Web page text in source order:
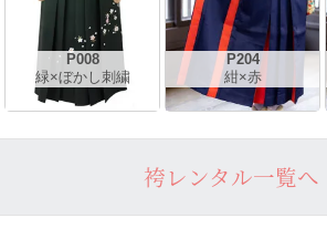
P008
緑×ぼかし刺繍
P204
紺×赤
袴レンタル一覧へ